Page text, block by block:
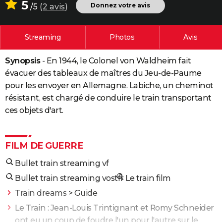
Destinations
City break
Voyage nature
Voyage de noces
Forum
Climat
+PHOTO
BONS PLANS
CARTE DE VOEUX
Carte de Noël
Carte Bonne année
Carte Saint-Valentin
Carte Pâques
Carte d'anniversaire
Dictionnaire
Biographies
Citations
Expressions
Proverbes
PROGRAMME TV
S'inscrire
Se connecter
Lycées
Collèges
Primaires
Universités
Entreprises
Service militaire
Avis de recherche
FORUM
Bricolage
Lifestyle
Culture
Sport
Auto
Television
Voyage
Cinema
5 /5 (2 avis) Donnez votre avis
Streaming Photos Avis
Synopsis- En 1944, le Colonel von Waldheim fait
évacuer des tableaux de maîtres du Jeu-de-Paume
pour les envoyer en Allemagne. Labiche, un cheminot
résistant, est chargé de conduire le train transportant
ces objets d'art.
FILM DE GUERRE
Bullet train streaming vf
Bullet train streaming vostfr Le train film
Train dreams > Guide
Le Train : Jean-Louis Trintignant et Romy Schneider